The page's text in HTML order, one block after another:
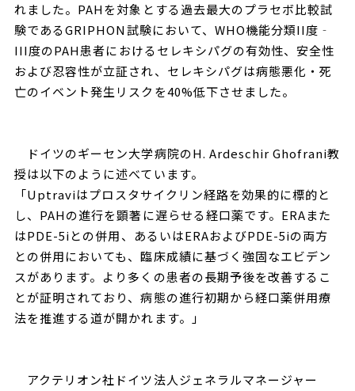
れました。PAHを対象とする過去最大のプラセボ比較試
験であるGRIPHON試験において、WHO機能分類II度‐
III度のPAH患者におけるセレキシパグの有効性、安全性
および忍容性が立証され、セレキシパグは病態悪化・死
亡のイベント発生リスクを40%低下させました。
ドイツのギーセン大学病院のH. Ardeschir Ghofrani教
授は以下のように述べています。
「Uptraviはプロスタサイクリン経路を効果的に標的と
し、PAHの進行を顕著に遅らせる経口薬です。ERAまた
はPDE-5iとの併用、あるいはERAおよびPDE-5iの両方
との併用においても、臨床成績に基づく強固なエビデン
スがあります。より多くの患者の長期予後を改善するこ
とが証明されており、病態の進行初期から経口薬併用療
法を推進する道が開かれます。」
アクテリオン社ドイツ法人ジェネラルマネージャー